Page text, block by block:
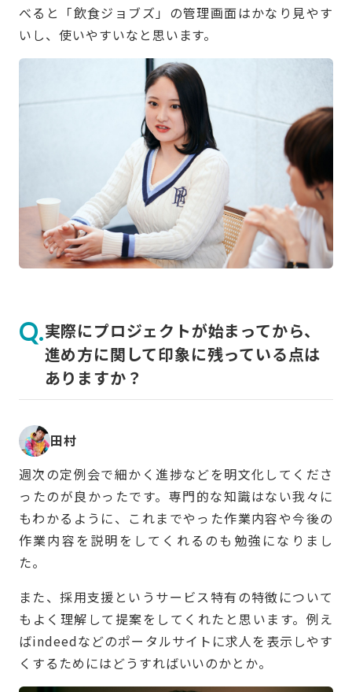
べると「飲食ジョブズ」の管理画面はかなり見やす
いし、使いやすいなと思います。
実際にプロジェクトが始まってから、
進め方に関して印象に残っている点は
ありますか？
田村
週次の定例会で細かく進捗などを明文化してくださ
ったのが良かったです。専門的な知識はない我々に
もわかるように、これまでやった作業内容や今後の
作業内容を説明をしてくれるのも勉強になりまし
た。
また、採用支援というサービス特有の特徴について
もよく理解して提案をしてくれたと思います。例え
ばindeedなどのポータルサイトに求人を表示しやす
くするためにはどうすればいいのかとか。